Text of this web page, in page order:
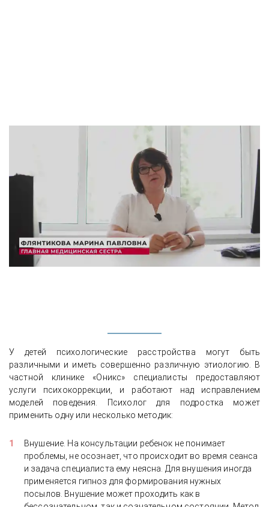
У детей психологические расстройства могут быть
различными и иметь совершенно различную этиологию. В
частной клинике «Оникс» специалисты предоставляют
услуги психокоррекции, и работают над исправлением
моделей поведения. Психолог для подростка может
применить одну или несколько методик:
Внушение. На консультации ребенок не понимает
проблемы, не осознает, что происходит во время сеанса
и задача специалиста ему неясна. Для внушения иногда
применяется гипноз для формирования нужных
посылов. Внушение может проходить как в